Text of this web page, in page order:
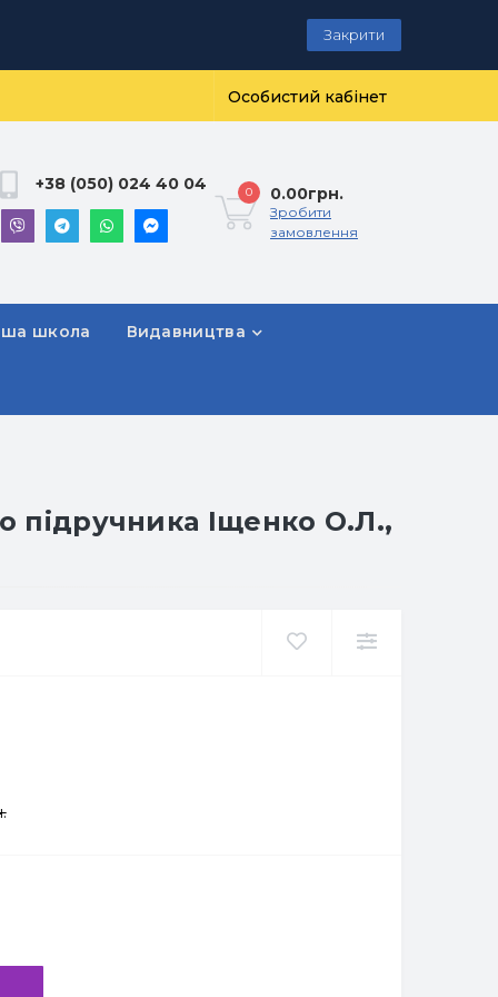
Закрити
Особистий кабінет
+38 (050) 024 40 04 0 0.00грн.
Зробити
замовлення
школа Видавництва
підручника Іщенко О.Л.,